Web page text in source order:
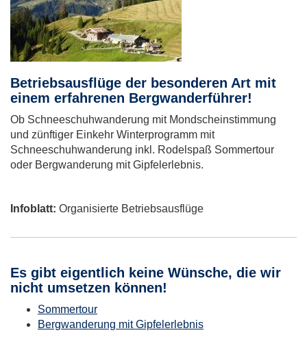
Betriebsausflüge der besonderen Art mit
einem erfahrenen Bergwanderführer!
Ob Schneeschuhwanderung mit Mondscheinstimmung
und zünftiger Einkehr Winterprogramm mit
Schneeschuhwanderung inkl. Rodelspaß Sommertour
oder Bergwanderung mit Gipfelerlebnis.
Infoblatt: Organisierte Betriebsausflüge
Es gibt eigentlich keine Wünsche, die wir
nicht umsetzen können!
Sommertour
Bergwanderung mit Gipfelerlebnis